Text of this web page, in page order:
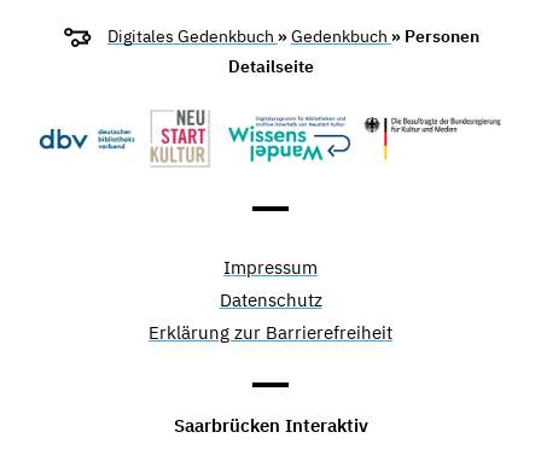
Digitales Gedenkbuch »Gedenkbuch » Personen
Detailseite
Impressum
Datenschutz
Erklärung zur Barrierefreiheit
Saarbrücken Interaktiv